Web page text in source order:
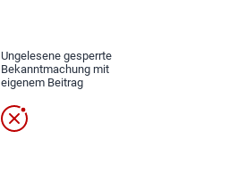
Ungelesene gesperrte
Bekanntmachung mit
eigenem Beitrag